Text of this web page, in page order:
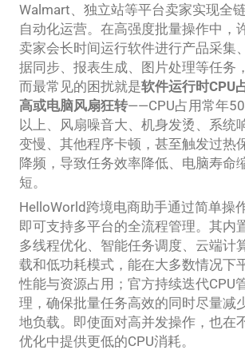
Walmart、独立站等平台卖家实现全
自动化运营。在高强度批量操作中，
卖家会长时间运行软件进行产品采集
据同步、报表生成、图片处理等任务
而最常见的困扰就是软件运行时CPU
高或电脑风扇狂转——CPU占用常年
以上、风扇噪音大、机身发烫、系统
变慢、其他程序卡顿，甚至触发过热
降频，导致任务效率降低、电脑寿命
短。
HelloWorld跨境电商助手通过简单操
即可支持多平台的全流程管理。其内
多线程优化、智能任务调度、云端计
载和低功耗模式，能在大多数情况下
性能与资源占用；官方持续迭代CPU
理，确保批量任务高效的同时尽量减
地负载。即使面对高并发操作，也在
优化中提供更低的CPU消耗。